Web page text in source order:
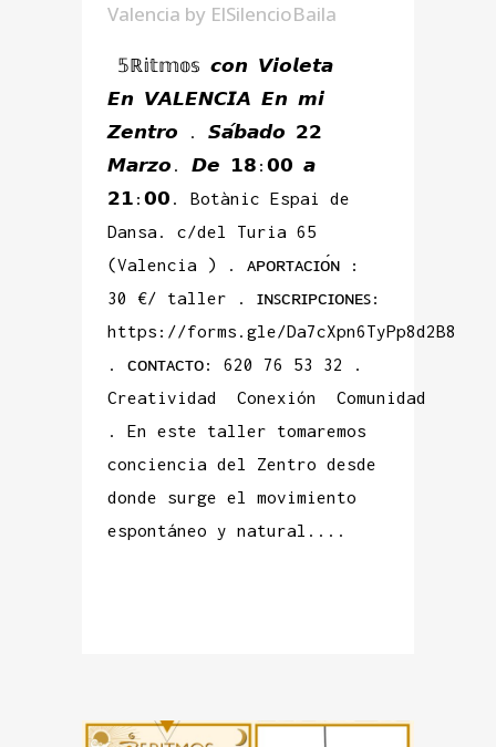
Valencia by ElSilencioBaila
𝟝ℝ𝕚𝕥𝕞𝕠𝕤 𝙘𝙤𝙣 𝙑𝙞𝙤𝙡𝙚𝙩𝙖
𝙀𝙣 𝙑𝘼𝙇𝙀𝙉𝘾𝙄𝘼 𝙀𝙣 𝙢𝙞
𝙕𝙚𝙣𝙩𝙧𝙤 . 𝙎𝙖́𝙗𝙖𝙙𝙤 𝟮𝟮
𝙈𝙖𝙧𝙯𝙤. 𝘿𝙚 𝟭𝟴:𝟬𝟬 𝙖
𝟮𝟭:𝟬𝟬. Botànic Espai de
Dansa. c/del Turia 65
(Valencia ) . ᴀᴘᴏʀᴛᴀᴄɪᴏ́ɴ :
30 €/ taller . ɪɴꜱᴄʀɪᴘᴄɪᴏɴᴇꜱ:
https://forms.gle/Da7cXpn6TyPp8d2B8
. ᴄᴏɴᴛᴀᴄᴛᴏ: 620 76 53 32 .
Creatividad Conexión Comunidad
. En este taller tomaremos
conciencia del Zentro desde
donde surge el movimiento
espontáneo y natural....